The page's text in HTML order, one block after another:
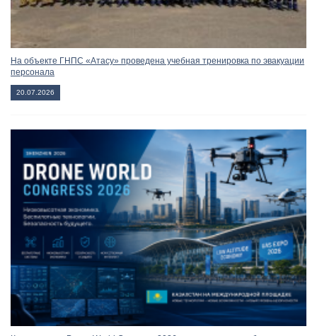
На объекте ГНПС «Атасу» проведена учебная тренировка по эвакуации
персонала
20.07.2026